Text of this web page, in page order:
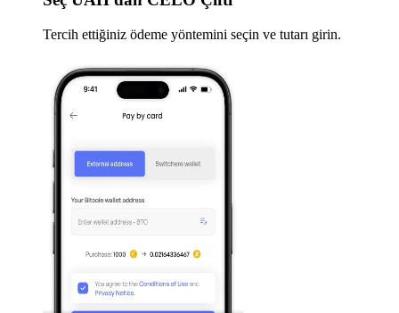
Tercih ettiğiniz ödeme yöntemini seçin ve tutarı girin.